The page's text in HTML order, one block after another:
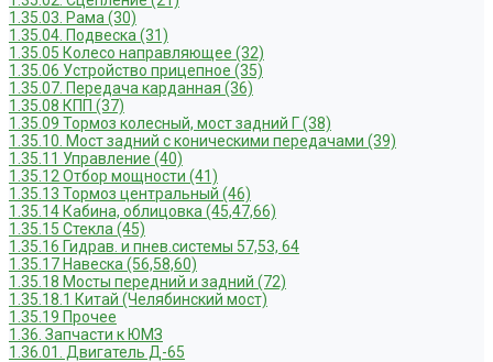
1.35.03. Рама (30)
1.35.04. Подвеска (31)
1.35.05 Колесо направляющее (32)
1.35.06 Устройство прицепное (35)
1.35.07. Передача карданная (36)
1.35.08 КПП (37)
1.35.09 Тормоз колесный, мост задний Г (38)
1.35.10. Мост задний с коническими передачами (39)
1.35.11 Управление (40)
1.35.12 Отбор мощности (41)
1.35.13 Тормоз центральный (46)
1.35.14 Кабина, облицовка (45,47,66)
1.35.15 Стекла (45)
1.35.16 Гидрав. и пнев.системы 57,53, 64
1.35.17 Навеска (56,58,60)
1.35.18 Мосты передний и задний (72)
1.35.18.1 Китай (Челябинский мост)
1.35.19 Прочее
1.36. Запчасти к ЮМЗ
1.36.01. Двигатель Д-65